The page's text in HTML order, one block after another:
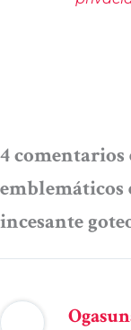
4 comentarios
emblemáticos
incesante